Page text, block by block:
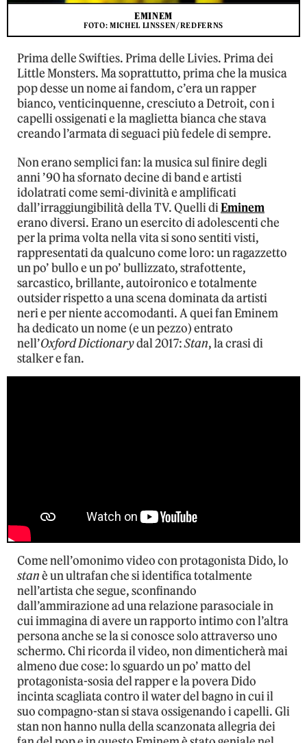
EMINEM
FOTO: MICHEL LINSSEN/REDFERNS
Prima delle Swifties. Prima delle Livies. Prima dei
Little Monsters. Ma soprattutto, prima che la musica
pop desse un nome ai fandom, c’era un rapper
bianco, venticinquenne, cresciuto a Detroit, con i
capelli ossigenati e la maglietta bianca che stava
creando l’armata di seguaci più fedele di sempre.
Non erano semplici fan: la musica sul finire degli
anni ’90 ha sfornato decine di band e artisti
idolatrati come semi-divinità e amplificati
dall’irraggiungibilità della TV. Quelli diEminem
erano diversi. Erano un esercito di adolescenti che
per la prima volta nella vita si sono sentiti visti,
rappresentati da qualcuno come loro: un ragazzetto
un po’ bullo e un po’ bullizzato, strafottente,
sarcastico, brillante, autoironico e totalmente
outsider rispetto a una scena dominata da artisti
neri e per niente accomodanti. A quei fan Eminem
ha dedicato un nome (e un pezzo) entrato
nell’Oxford Dictionarydal 2017:Stan, la crasi di
stalker e fan.
Come nell’omonimo video con protagonista Dido, lo
stanè un ultrafan che si identifica totalmente
nell’artista che segue, sconfinando
dall’ammirazione ad una relazione parasociale in
cui immagina di avere un rapporto intimo con l’altra
persona anche se la si conosce solo attraverso uno
schermo. Chi ricorda il video, non dimenticherà mai
almeno due cose: lo sguardo un po’ matto del
protagonista-sosia del rapper e la povera Dido
incinta scagliata contro il water del bagno in cui il
suo compagno-stan si stava ossigenando i capelli. Gli
stan non hanno nulla della scanzonata allegria dei